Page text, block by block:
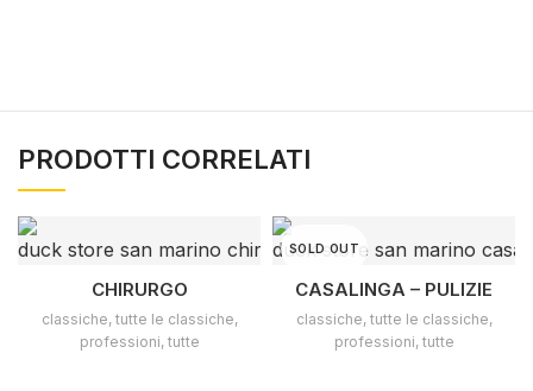
PRODOTTI CORRELATI
CHIRURGO
classiche, tutte le classiche,
professioni, tutte
SOLD OUT
CASALINGA – PULIZIE
classiche, tutte le classiche,
professioni, tutte